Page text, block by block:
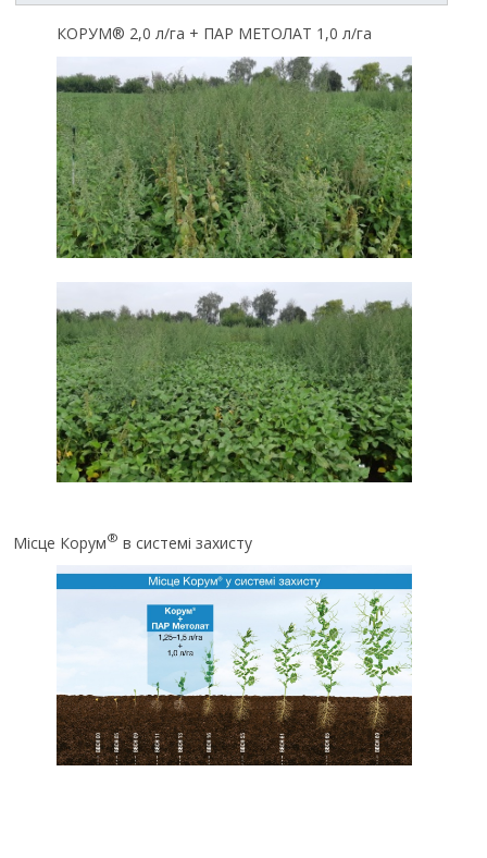
КОРУМ® 2,0 л/га + ПАР МЕТОЛАТ 1,0 л/га
Місце Корум® в системі захисту